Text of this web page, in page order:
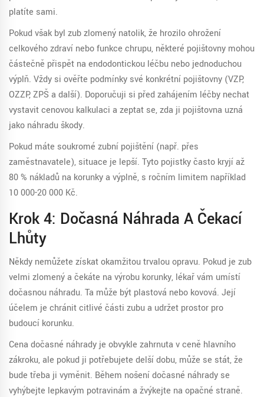
platíte sami.
Pokud však byl zub zlomený natolik, že hrozilo ohrožení
celkového zdraví nebo funkce chrupu, některé pojišťovny mohou
částečně přispět na endodontickou léčbu nebo jednoduchou
výplň. Vždy si ověřte podmínky své konkrétní pojišťovny (VZP,
OZZP, ZPŠ a další). Doporučuji si před zahájením léčby nechat
vystavit cenovou kalkulaci a zeptat se, zda ji pojišťovna uzná
jako náhradu škody.
Pokud máte soukromé zubní pojištění (např. přes
zaměstnavatele), situace je lepší. Tyto pojistky často kryjí až
80 % nákladů na korunky a výplně, s ročním limitem například
10 000-20 000 Kč.
Krok 4: Dočasná Náhrada A Čekací
Lhůty
Někdy nemůžete získat okamžitou trvalou opravu. Pokud je zub
velmi zlomený a čekáte na výrobu korunky, lékař vám umístí
dočasnou náhradu. Ta může být plastová nebo kovová. Její
účelem je chránit citlivé části zubu a udržet prostor pro
budoucí korunku.
Cena dočasné náhrady je obvykle zahrnuta v ceně hlavního
zákroku, ale pokud ji potřebujete delší dobu, může se stát, že
bude třeba ji vyměnit. Během nošení dočasné náhrady se
vyhýbejte lepkavým potravinám a žvýkejte na opačné straně.